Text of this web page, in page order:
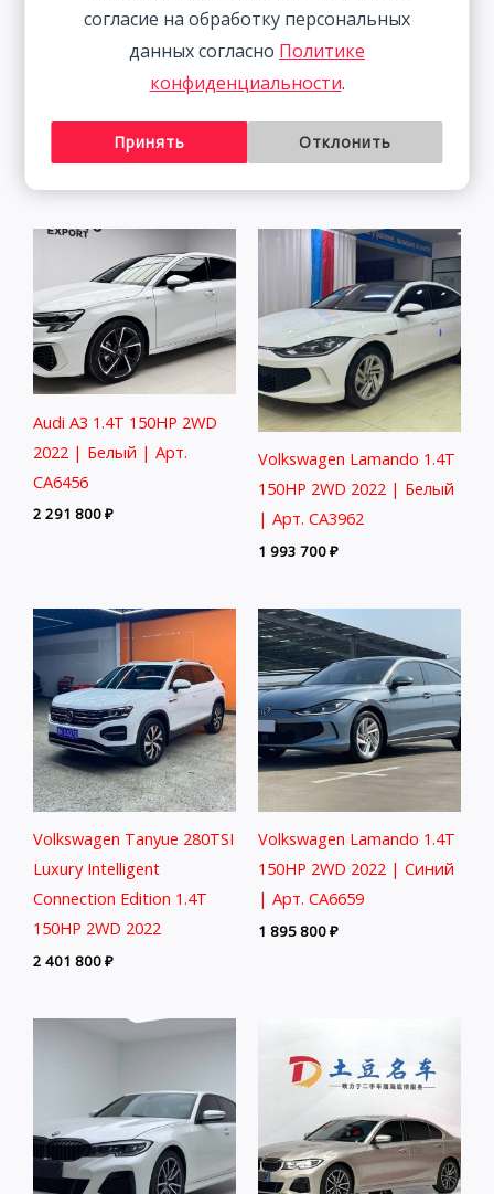
Volkswagen Lamando 1.4T
Mazda CX-5 2.0L 155HP
CA5218
Audi A3 1.4T 150HP 2WD
2022 | Белый | Арт.
CA6456
2 291 800₽
Volkswagen Lamando 1.4T
150HP 2WD 2022 | Белый
| Арт. CA3962
1 993 700₽
Volkswagen Tanyue 280TSI
Luxury Intelligent
Connection Edition 1.4T
150HP 2WD 2022
2 401 800₽
Volkswagen Lamando 1.4T
150HP 2WD 2022 | Синий
| Арт. CA6659
1 895 800₽
согласие на обработку персональных
данных согласно Политике
конфиденциальности.
Принять Отклонить